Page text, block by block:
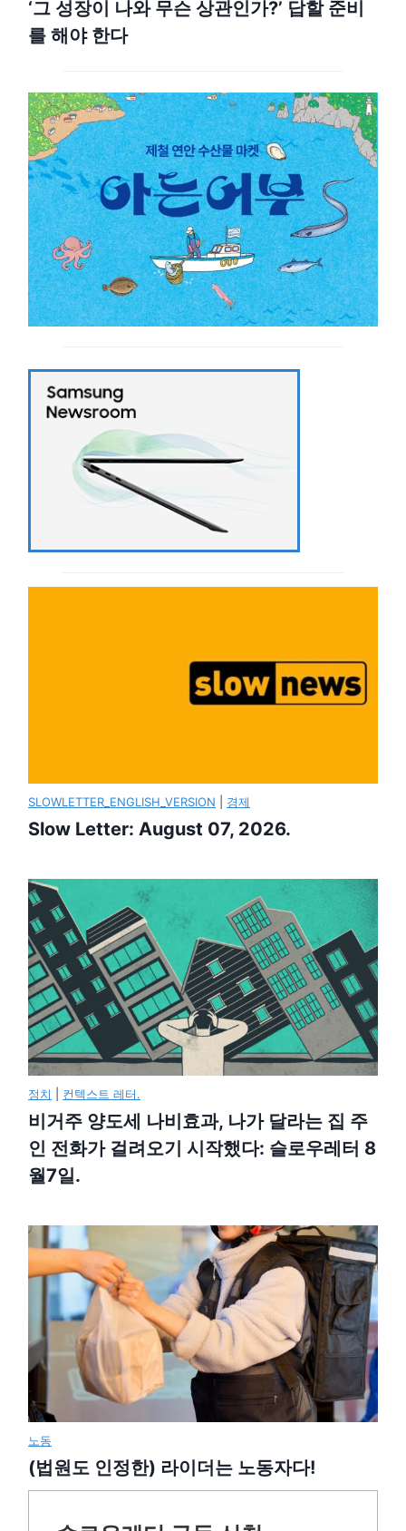
‘그 성장이 나와 무슨 상관인가?’ 답할 준비
를 해야 한다
SLOWLETTER_ENGLISH_VERSION 경제
Slow Letter: August 07, 2026.
정치 컨텍스트 레터.
비거주 양도세 나비효과, 나가 달라는 집 주
인 전화가 걸려오기 시작했다: 슬로우레터 8
월7일.
노동
(법원도 인정한) 라이더는 노동자다!